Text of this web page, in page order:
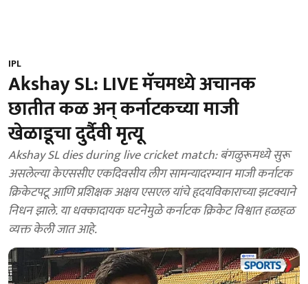
IPL
Akshay SL: LIVE मॅचमध्ये अचानक
छातीत कळ अन् कर्नाटकच्या माजी
खेळाडूचा दुर्दैवी मृत्यू
Akshay SL dies during live cricket match: बंगळुरूमध्ये सुरू
असलेल्या केएससीए एकदिवसीय लीग सामन्यादरम्यान माजी कर्नाटक
क्रिकेटपटू आणि प्रशिक्षक अक्षय एसएल यांचे हृदयविकाराच्या झटक्याने
निधन झाले. या धक्कादायक घटनेमुळे कर्नाटक क्रिकेट विश्वात हळहळ
व्यक्त केली जात आहे.